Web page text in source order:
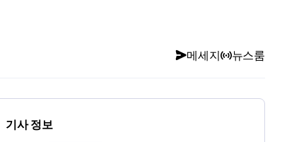
메세지 뉴스룸
기사 정보